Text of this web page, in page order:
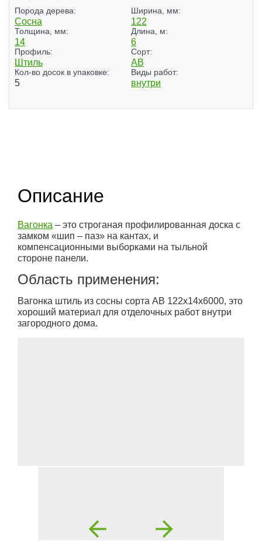
Порода дерева:
Сосна
Ширина, мм:
122
Толщина, мм:
14
Длина, м:
6
Профиль:
Штиль
Сорт:
АВ
Кол-во досок в упаковке:
5
Виды работ:
внутри
Описание
Вагонка – это строганая профилированная доска с
замком «шип – паз» на кантах, и
компенсационными выборками на тыльной
стороне панели.
Область применения:
Вагонка штиль из сосны сорта АВ 122х14х6000, это
хороший материал для отделочных работ внутри
загородного дома.